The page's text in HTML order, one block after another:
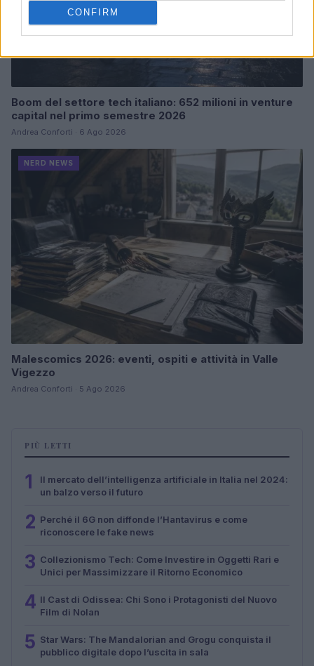
CONFIRM
Boom del settore tech italiano: 652 milioni in venture
capital nel primo semestre 2026
Andrea Conforti · 6 Ago 2026
NERD NEWS
Malescomics 2026: eventi, ospiti e attività in Valle
Vigezzo
Andrea Conforti · 5 Ago 2026
PIÙ LETTI
1
Il mercato dell’intelligenza artificiale in Italia nel 2024:
un balzo verso il futuro
2 Perché il 6G non diffonde l’Hantavirus e come
riconoscere le fake news
3 Collezionismo Tech: Come Investire in Oggetti Rari e
Unici per Massimizzare il Ritorno Economico
4 Il Cast di Odissea: Chi Sono i Protagonisti del Nuovo
Film di Nolan
5 Star Wars: The Mandalorian and Grogu conquista il
pubblico digitale dopo l’uscita in sala